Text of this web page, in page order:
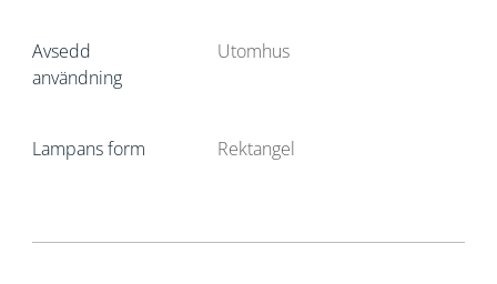
Avsedd
användning
Utomhus
Lampans form Rektangel